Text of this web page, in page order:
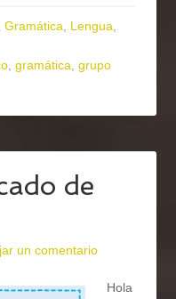
Gramática, Lengua,
,gramática,grupo
de
un comentario
Hola